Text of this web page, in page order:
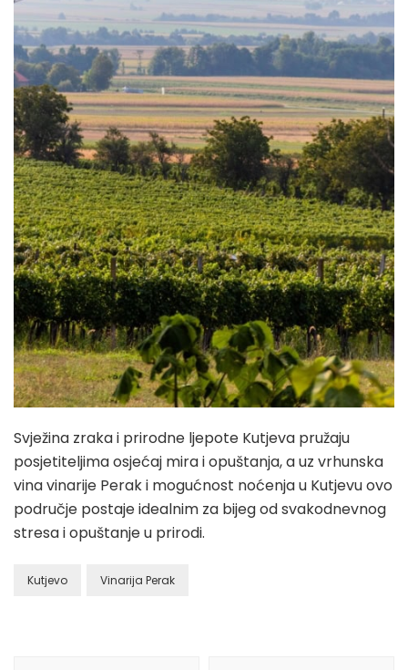
Svježina zraka i prirodne ljepote Kutjeva pružaju
posjetiteljima osjećaj mira i opuštanja, a uz vrhunska
vina vinarije Perak i mogućnost noćenja u Kutjevu ovo
područje postaje idealnim za bijeg od svakodnevnog
stresa i opuštanje u prirodi.
Kutjevo Vinarija Perak